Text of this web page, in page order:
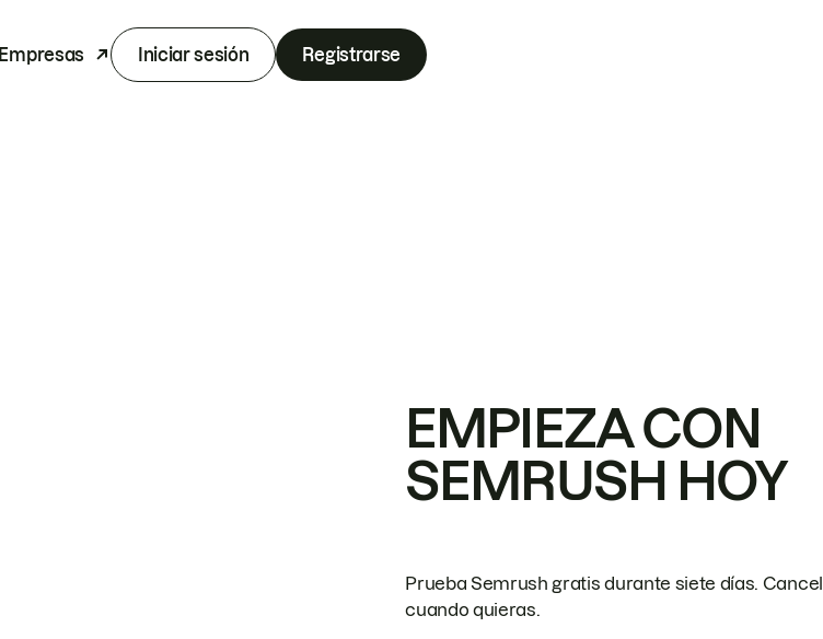
Empresas Iniciar sesión Registrarse
EMPIEZA CON
SEMRUSH HOY
Prueba Semrush gratis durante siete días.
cuando quieras.